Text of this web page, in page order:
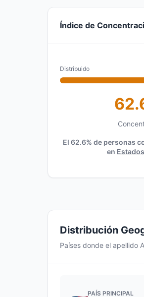
Índice de
Distribuido
El 62.6% de personas
en
Distribución
Países donde el apellido
PAÍS PRINCIPAL